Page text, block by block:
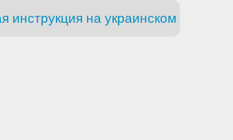
инструкция на украинском